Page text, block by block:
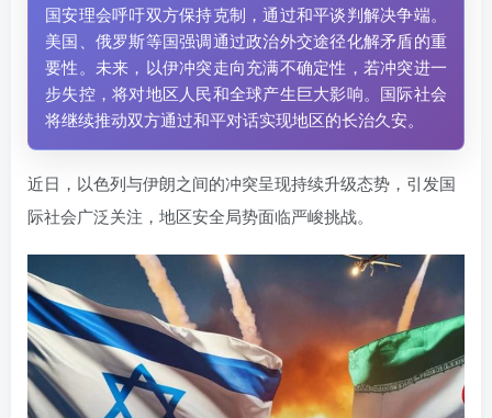
国安理会呼吁双方保持克制，通过和平谈判解决争端。
美国、俄罗斯等国强调通过政治外交途径化解矛盾的重
要性。未来，以伊冲突走向充满不确定性，若冲突进一
步失控，将对地区人民和全球产生巨大影响。国际社会
将继续推动双方通过和平对话实现地区的长治久安。
近日，以色列与伊朗之间的冲突呈现持续升级态势，引发国
际社会广泛关注，地区安全局势面临严峻挑战。